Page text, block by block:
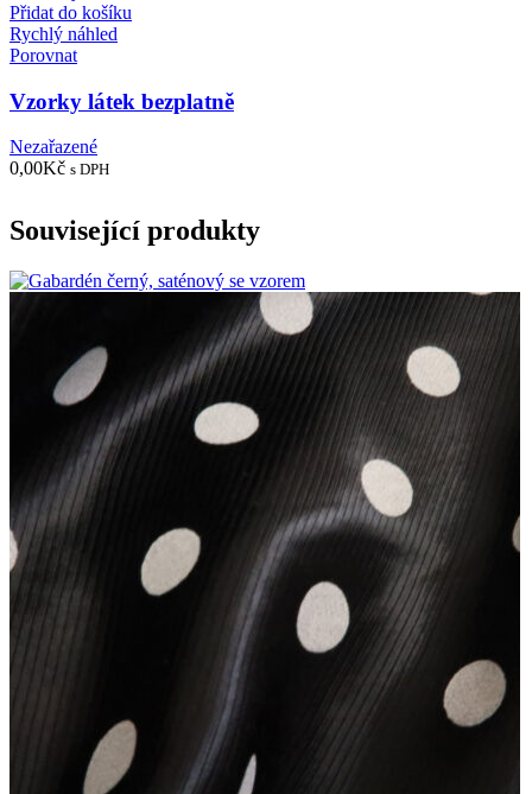
Přidat do košíku
Rychlý náhled
Porovnat
Vzorky látek bezplatně
Nezařazené
0,00Kč s DPH
Související produkty